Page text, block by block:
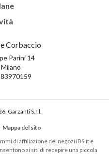
Corbaccio
Parini 14
Garzanti S.r.l.
Mappa del sito
di affiliazione dei negozi IBS.it e
ai siti di recepire una piccola